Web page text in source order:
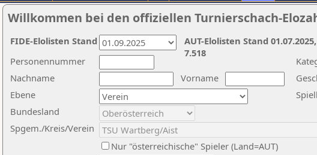
Willkommen bei den offiziellen Turnierschach-
Nachname
Vorname
Ebene
Personennummer
Bundesland
Spgem./Kreis/Verein
Nur "österreichische" Spieler (Land=AUT)
AUT-Elolisten Stand
7.518
FIDE-Elolisten Stand